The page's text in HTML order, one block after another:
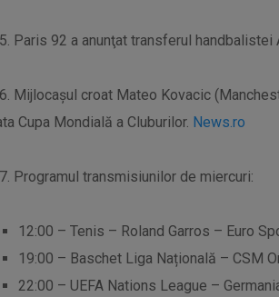
Paris 92 a anunţat transferul
Mijlocașul croat Mateo Kovacic
Cupa Mondială a Cluburilor. News.ro
Programul transmisiunilor de miercuri:
12:00 – Tenis – Roland Garros – Euro
19:00 – Baschet Liga Națională – CSM
22:00 – UEFA Nations League –